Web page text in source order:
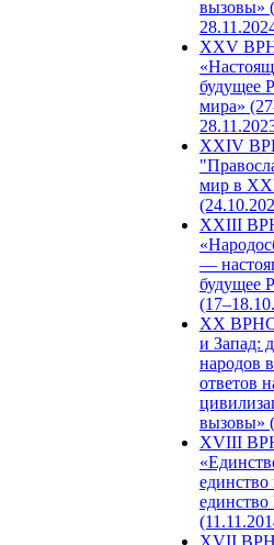
вызовы»
XXV
будущее
мира»
XXIV
мир в
XXIII
—
будущее
XX ВРНС
и Запад:
народов
ответов
вызовы»
XVIII
единство
единство
XVII